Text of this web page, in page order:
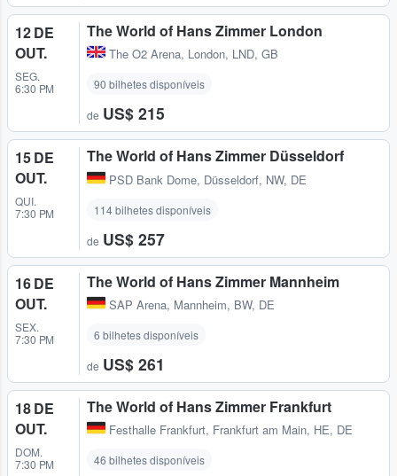
12 DE
OUT.
SEG.
6:30 PM
The World of Hans Zimmer London
The O2 Arena, London, LND, GB
90 bilhetes disponíveis
de US$ 215
15 DE
OUT.
QUI.
7:30 PM
The World of Hans Zimmer Düsseldorf
PSD Bank Dome, Düsseldorf, NW, DE
114 bilhetes disponíveis
de US$ 257
16 DE
OUT.
SEX.
7:30 PM
The World of Hans Zimmer Mannheim
SAP Arena, Mannheim, BW, DE
6 bilhetes disponíveis
de US$ 261
18 DE
OUT.
DOM.
7:30 PM
The World of Hans Zimmer Frankfurt
Festhalle Frankfurt, Frankfurt am Main, HE, DE
46 bilhetes disponíveis